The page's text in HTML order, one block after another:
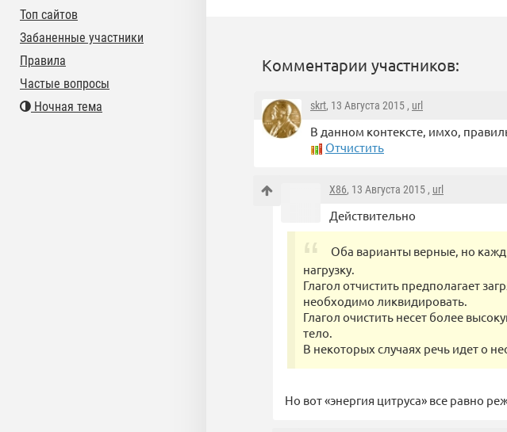
Комментарии участников:
skrt, 13 Августа 2015 , url
В данном контексте, имхо,
Отчистить
X86, 13 Августа 2015 , url
Действительно
Оба варианты верные, но
нагрузку.
Глагол отчистить предполагает
необходимо ликвидировать.
Глагол очистить несет более
тело.
В некоторых случаях речь идет о
Но вот «энергия цитруса» все равно
Топ сайтов
Забаненные участники
Правила
Частые вопросы
Ночная тема